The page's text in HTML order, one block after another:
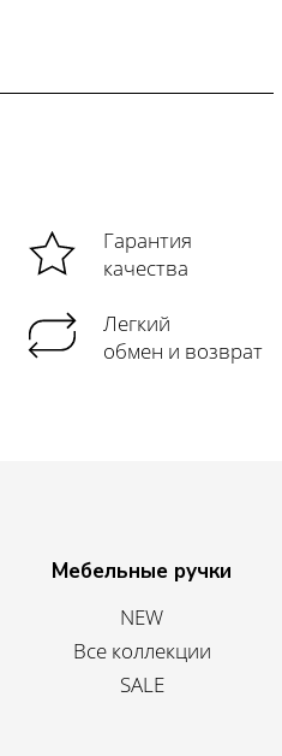
Гарантия
качества
Легкий
обмен и возврат
Мебельные ручки
NEW
Все коллекции
SALE